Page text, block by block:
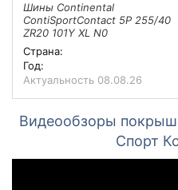
Шины Continental
ContiSportContact 5P 255/40
ZR20 101Y XL N0
Страна:
Год:
Актуальность 08.08.26
Видеообзоры
Спорт